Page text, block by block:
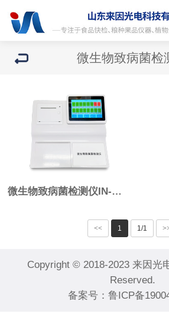
微生物致病菌检
微生物致病菌检测仪IN-WSY
<< 1 1/1
Copyright © 2018-2023 来因光
Reserved.
备案号： 鲁ICP备